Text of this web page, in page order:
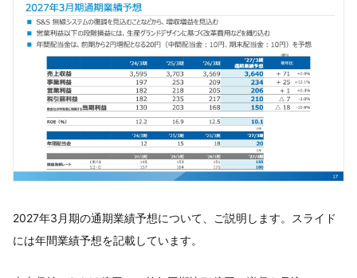
2027年3月期の通期業績予想について、ご説明します。スライド
には年間業績予想を記載しています。